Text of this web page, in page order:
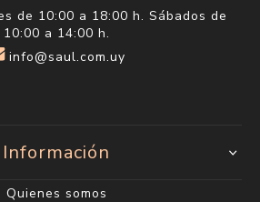
de 10:00 a 18:00 h. Sábados de
10:00 a 14:00 h.
info@saul.com.uy
Información
Quienes somos